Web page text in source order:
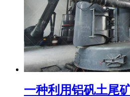
一种利用铝矾土尾